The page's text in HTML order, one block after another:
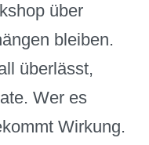
über
bleiben.
überlässt,
Wer es
Wirkung.